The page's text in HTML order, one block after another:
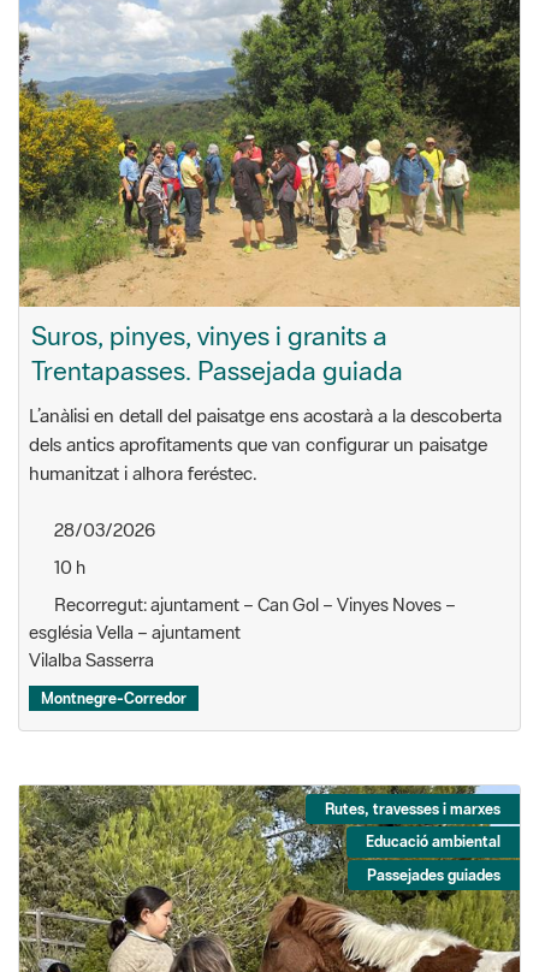
Suros, pinyes, vinyes i granits a
Trentapasses. Passejada guiada
L’anàlisi en detall del paisatge ens acostarà a la descoberta
dels antics aprofitaments que van configurar un paisatge
humanitzat i alhora feréstec.
28/03/2026
10 h
Recorregut: ajuntament – Can Gol – Vinyes Noves –
església Vella – ajuntament
Vilalba Sasserra
Montnegre-Corredor
Rutes, travesses i marxes
Educació ambiental
Passejades guiades